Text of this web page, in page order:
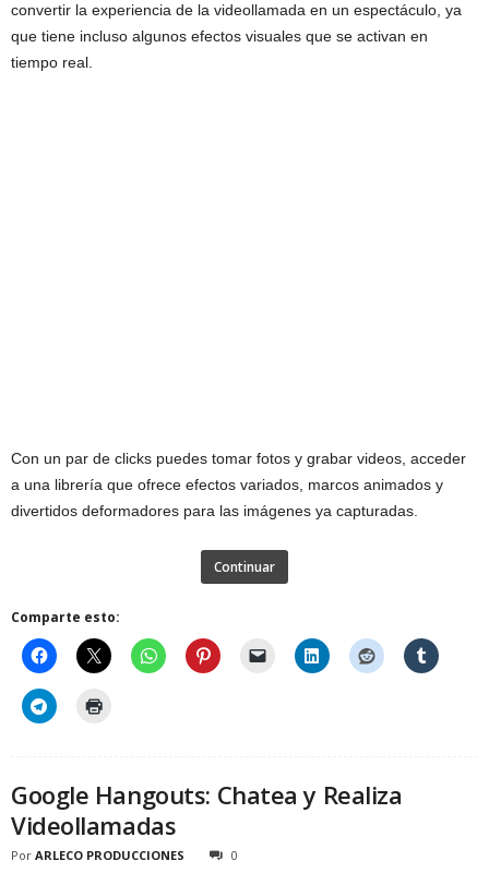
convertir la experiencia de la videollamada en un espectáculo, ya
que tiene incluso algunos efectos visuales que se activan en
tiempo real.
Con un par de clicks puedes tomar fotos y grabar videos, acceder
a una librería que ofrece efectos variados, marcos animados y
divertidos deformadores para las imágenes ya capturadas.
Continuar
Comparte esto:
Google Hangouts: Chatea y Realiza
Videollamadas
Por ARLECO PRODUCCIONES 0